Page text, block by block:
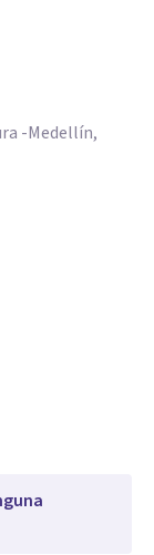
-Medellín,